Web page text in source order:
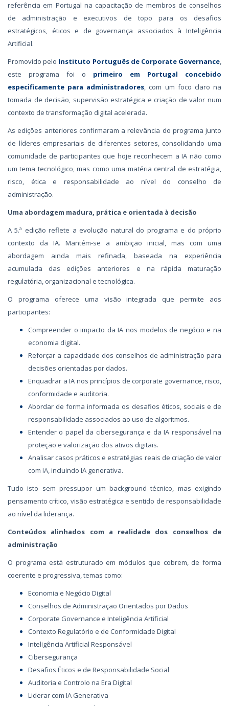
referência em Portugal na capacitação de membros de conselhos
de administração e executivos de topo para os desafios
estratégicos, éticos e de governança associados à Inteligência
Artificial.
Promovido pelo Instituto Português de Corporate Governance,
este programa foi o primeiro em Portugal concebido
especificamente para administradores, com um foco claro na
tomada de decisão, supervisão estratégica e criação de valor num
contexto de transformação digital acelerada.
As edições anteriores confirmaram a relevância do programa junto
de líderes empresariais de diferentes setores, consolidando uma
comunidade de participantes que hoje reconhecem a IA não como
um tema tecnológico, mas como uma matéria central de estratégia,
risco, ética e responsabilidade ao nível do conselho de
administração.
Uma abordagem madura, prática e orientada à decisão
A 5.ª edição reflete a evolução natural do programa e do próprio
contexto da IA. Mantém-se a ambição inicial, mas com uma
abordagem ainda mais refinada, baseada na experiência
acumulada das edições anteriores e na rápida maturação
regulatória, organizacional e tecnológica.
O programa oferece uma visão integrada que permite aos
participantes:
Compreender o impacto da IA nos modelos de negócio e na
economia digital.
Reforçar a capacidade dos conselhos de administração para
decisões orientadas por dados.
Enquadrar a IA nos princípios de corporate governance, risco,
conformidade e auditoria.
Abordar de forma informada os desafios éticos, sociais e de
responsabilidade associados ao uso de algoritmos.
Entender o papel da cibersegurança e da IA responsável na
proteção e valorização dos ativos digitais.
Analisar casos práticos e estratégias reais de criação de valor
com IA, incluindo IA generativa.
Tudo isto sem pressupor um background técnico, mas exigindo
pensamento crítico, visão estratégica e sentido de responsabilidade
ao nível da liderança.
Conteúdos alinhados com a realidade dos conselhos de
administração
O programa está estruturado em módulos que cobrem, de forma
coerente e progressiva, temas como:
Economia e Negócio Digital
Conselhos de Administração Orientados por Dados
Corporate Governance e Inteligência Artificial
Contexto Regulatório e de Conformidade Digital
Inteligência Artificial Responsável
Cibersegurança
Desafios Éticos e de Responsabilidade Social
Auditoria e Controlo na Era Digital
Liderar com IA Generativa